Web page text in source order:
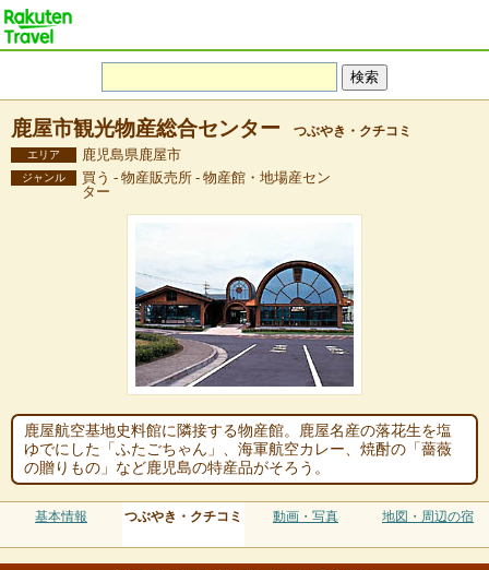
鹿屋市観光物産総合センター つぶやき・クチコミ
エリア 鹿児島県鹿屋市
ジャンル
買う - 物産販売所 - 物産館・地場産セン
ター
鹿屋航空基地史料館に隣接する物産館。鹿屋名産の落花生を塩
ゆでにした「ふたごちゃん」、海軍航空カレー、焼酎の「薔薇
の贈りもの」など鹿児島の特産品がそろう。
基本情報 つぶやき・クチコミ 動画・写真 地図・周辺の宿